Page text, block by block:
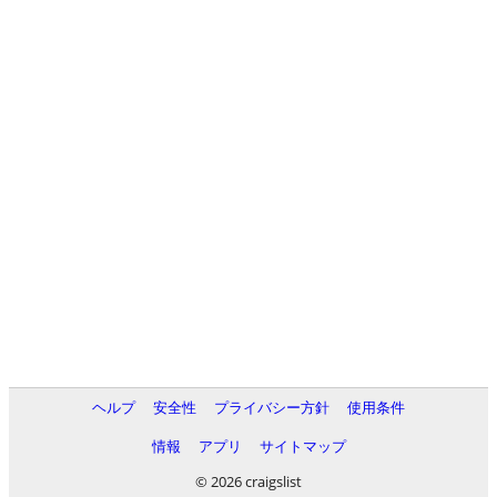
ヘルプ 安全性 プライバシー方針
使用条件
情報
アプリ
サイトマップ
© 2026 craigslist